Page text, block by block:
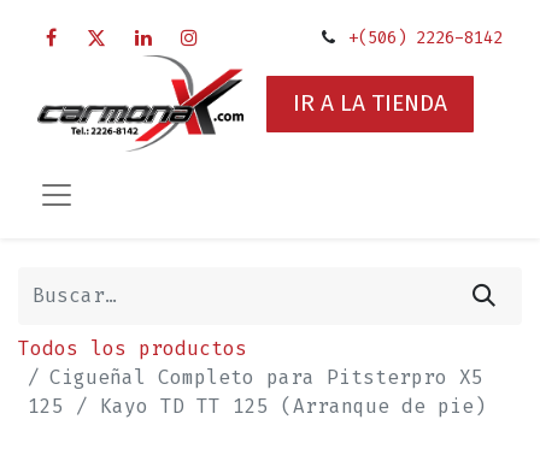
+(506) 2226-8142
IR A LA TIENDA
Todos los productos
Cigueñal Completo para Pitsterpro X5
125 / Kayo TD TT 125 (Arranque de pie)